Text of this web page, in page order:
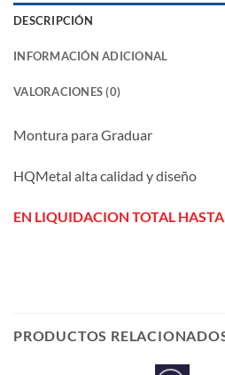
DESCRIPCIÓN
INFORMACIÓN ADICIONAL
VALORACIONES (0)
Montura para Graduar
HQMetal alta calidad y diseño
EN LIQUIDACION TOTAL
PRODUCTOS